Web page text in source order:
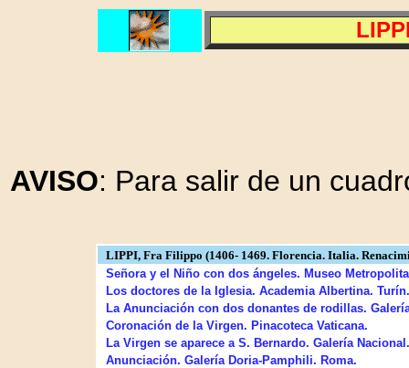
AVISO: Para salir de un
LIPPI, Fra Filippo (1406- 1469. Florencia. Italia.
Señora y el Niño con dos ángeles. Museo
Los doctores de la Iglesia. Academia Albertina. Turín.
La Anunciación con dos donantes de rodillas.
Coronación de la Virgen. Pinacoteca Vaticana.
La Virgen se aparece a S. Bernardo. Galería
Anunciación. Galería Doria-Pamphili. Roma.